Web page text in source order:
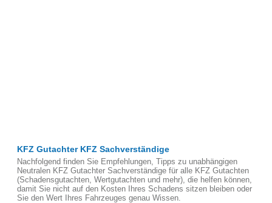
KFZ Gutachter KFZ Sachverständige
Nachfolgend finden Sie Empfehlungen, Tipps zu unabhängigen
Neutralen KFZ Gutachter Sachverständige für alle KFZ Gutachten
(Schadensgutachten, Wertgutachten und mehr), die helfen können,
damit Sie nicht auf den Kosten Ihres Schadens sitzen bleiben oder
Sie den Wert Ihres Fahrzeuges genau Wissen.